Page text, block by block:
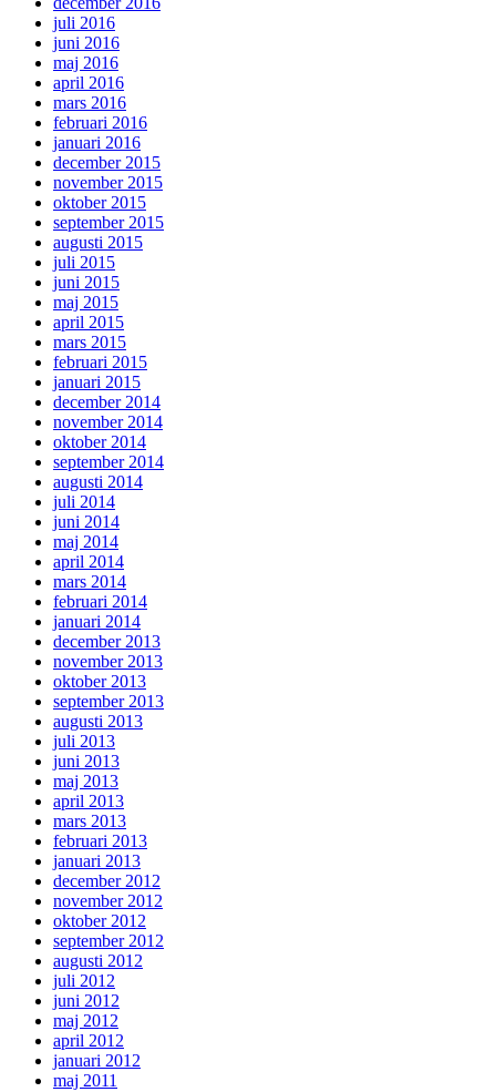
juli 2016
juni 2016
maj 2016
april 2016
mars 2016
februari 2016
januari 2016
december 2015
november 2015
oktober 2015
september 2015
augusti 2015
juli 2015
juni 2015
maj 2015
april 2015
mars 2015
februari 2015
januari 2015
december 2014
november 2014
oktober 2014
september 2014
augusti 2014
juli 2014
juni 2014
maj 2014
april 2014
mars 2014
februari 2014
januari 2014
december 2013
november 2013
oktober 2013
september 2013
augusti 2013
juli 2013
juni 2013
maj 2013
april 2013
mars 2013
februari 2013
januari 2013
december 2012
november 2012
oktober 2012
september 2012
augusti 2012
juli 2012
juni 2012
maj 2012
april 2012
januari 2012
maj 2011